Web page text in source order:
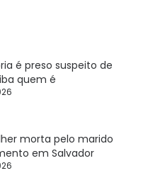
é preso suspeito de
quem é
morta pelo marido
em Salvador